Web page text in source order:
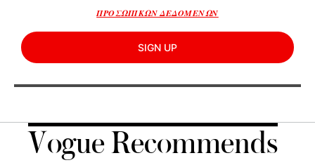
ΠΡΟΣΩΠΙΚΩΝ ΔΕΔΟΜΕΝΩΝ
SIGN UP
Vogue Recommends